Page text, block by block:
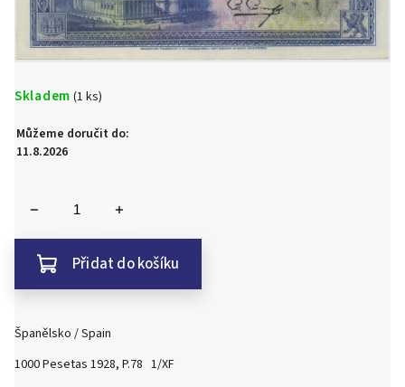
Skladem (1 ks)
Můžeme doručit do:
11.8.2026
Přidat do košíku
Španělsko / Spain
1000 Pesetas 1928, P.78 1/XF